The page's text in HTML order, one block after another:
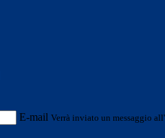
E-mail Verrà inviato un messaggio